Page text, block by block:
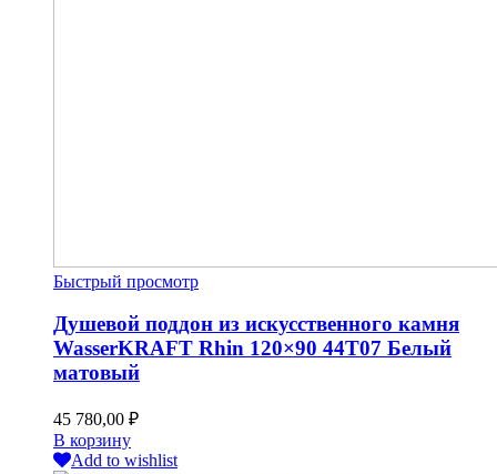
Быстрый просмотр
Душевой поддон из искусственного камня
WasserKRAFT Rhin 120×90 44T07 Белый
матовый
45 780,00 ₽
В корзину
Add to wishlist